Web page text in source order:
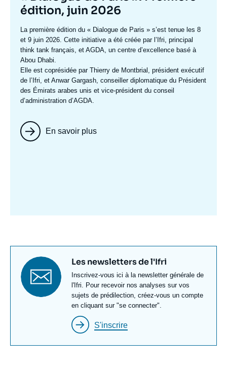
mis
en
avant
édition, juin 2026
Texte
accroche
La première édition du « Dialogue de Paris » s’est tenue les 8
et 9 juin 2026. Cette initiative a été créée par l’Ifri, principal
think tank français, et AGDA, un centre d’excellence basé à
Abou Dhabi.
Elle est coprésidée par Thierry de Montbrial , président exécutif
de l’Ifri, et Anwar Gargash, conseiller diplomatique du Président
des Émirats arabes unis et vice-président du conseil
d’administration d’AGDA.
En savoir plus
Titre
newsletter
Les newsletters de l'Ifri
Texte
Newsletter
Inscrivez-vous ici à la newsletter générale de
l'Ifri. Pour recevoir nos analyses sur vos
sujets de prédilection, créez-vous un compte
en cliquant sur "se connecter".
S'inscrire